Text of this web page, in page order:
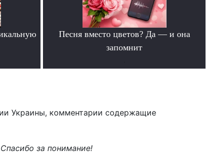
Песня вместо цветов? Да — и она
запомнит
Украины, комментарии содержащие
Спасибо за понимание!